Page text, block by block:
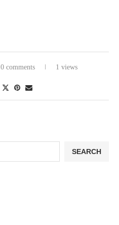
0 comments 1 views
SEARCH